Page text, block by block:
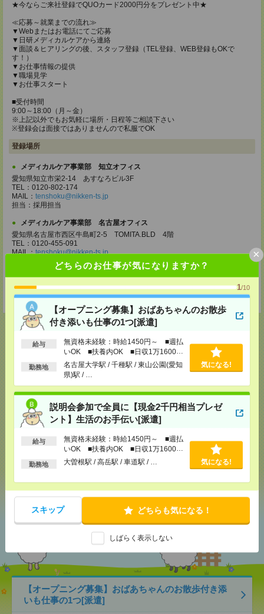
どちらのお仕事が気になりますか？
1/10
【オープニング募集】おばあちゃんのお散歩
付き添いも仕事の1つ[派遣]
給与
無資格未経験：時給1450円～ ■週払
いOK ■扶養内OK ■日収1万1600円
以上
勤務地
名古屋大学駅 / 千種駅 / 東山公園(愛知
県)駅 / …
気になる!
説明会参加で全員に【現金2千円相当プレゼ
ント】生活のお手伝い[派遣]
給与
無資格未経験：時給1450円～ ■週払
いOK ■扶養内OK ■日収1万1600円
以上
勤務地 大曽根駅 / 高岳駅 / 車道駅 / … 気になる!
スキップ どちらも気になる！
しばらく表示しない
×
★今ならご来社登録でQUOカード2000円分をプレゼント中★
≪応募～就業までの流れ≫
▼Webまたはお電話にてご応募
▼日研メディカルケアから連絡
▼面談＆ヒアリングの後、スタッフ登録（TEL登録、WEB登録もOKで
す！）
▼お仕事情報の提供
▼職場見学
▼お仕事スタート
■受付時間
9:00～18:00（月～金）
※上記以外でもお気軽に場所・日程等ご相談下さい
※登録会は面接ではありませんので私服でOK
登録場所
メディカルケア事業部 知立オフィス
愛知県知立市栄2-14 あすなろビル3F
TEL：0120-802-174
MAIL： tenshoku@nikken-ts.jp
担当：採用担当
メディカルケア事業部 名古屋オフィス
愛知県名古屋市西区牛島町2-5 TOMITA.BLD 4階
TEL：0120-455-091
MAIL：tenshoku@nikken-ts.jp
担当：採用担当
登録交通費
★今ならご来社登録でQUOカード2000円分をプレゼント中★
応募ページへ
気になる！ 電話応募
メールで送る LINEで送る
シェア ツイート ブックマーク
あなたの閲覧履歴からの
おすすめ
【オープニング募集】おばあちゃんのお散歩付き添
いも仕事の1つ[派遣]